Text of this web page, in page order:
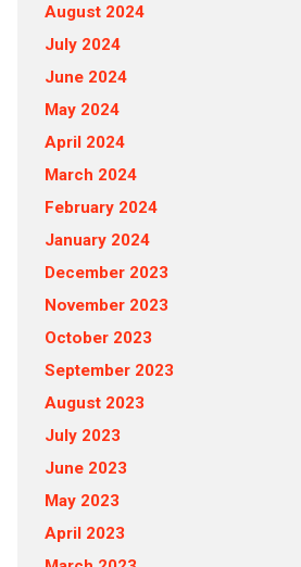
August 2024
July 2024
June 2024
May 2024
April 2024
March 2024
February 2024
January 2024
December 2023
November 2023
October 2023
September 2023
August 2023
July 2023
June 2023
May 2023
April 2023